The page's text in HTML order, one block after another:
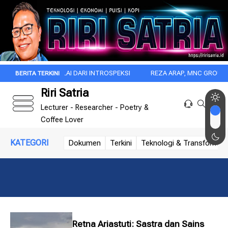
DIMULAI DARI INTROSPEKSI REZA ARAP, MNC GROUP, DAN
Riri Satria
Lecturer - Researcher - Poetry &
Coffee Lover
KATEGORI Dokumen Terkini Teknologi &
Retna Ariastuti: Sastra dan Sains